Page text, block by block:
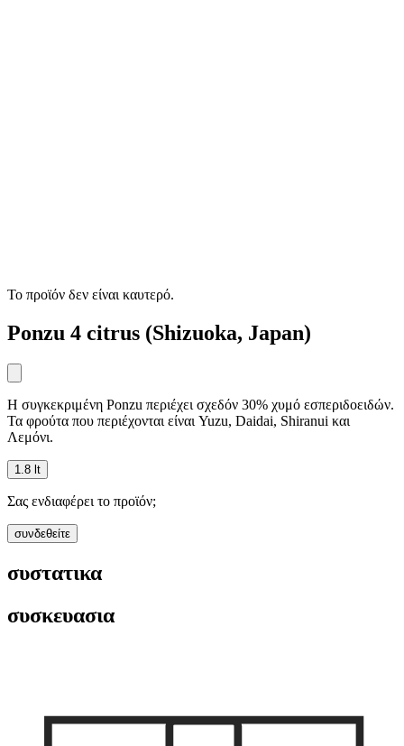
Το προϊόν δεν είναι καυτερό.
Ponzu 4 citrus (Shizuoka, Japan)
Η συγκεκριμένη Ponzu περιέχει σχεδόν 30% χυμό εσπεριδοειδών.
Τα φρούτα που περιέχονται είναι Yuzu, Daidai, Shiranui και
Λεμόνι.
1.8 lt
Σας ενδιαφέρει το προϊόν;
συνδεθείτε
συστατικα
συσκευασια